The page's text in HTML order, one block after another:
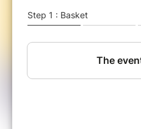
ATTENTION : une
aux enfants d'une
faire un "panier"
d'autres enfants (un